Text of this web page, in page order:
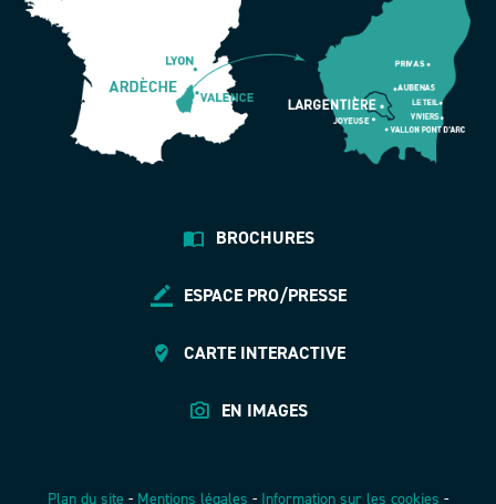
BROCHURES
ESPACE PRO/PRESSE
CARTE INTERACTIVE
EN IMAGES
Plan du site - Mentions légales - Information sur les cookies -